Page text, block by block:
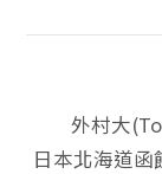
外村大
日本北海道